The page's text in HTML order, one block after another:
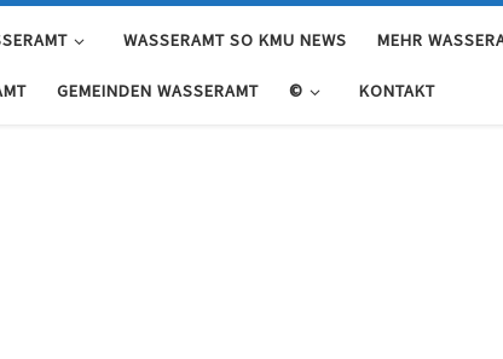
WASSERAMT SO KMU NEWS MEHR
GEMEINDEN WASSERAMT © KONTAKT